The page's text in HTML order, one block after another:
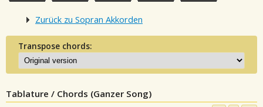
Zurück zu Sopran Akkorden
Transpose chords:
Tablature / Chords (Ganzer Song)